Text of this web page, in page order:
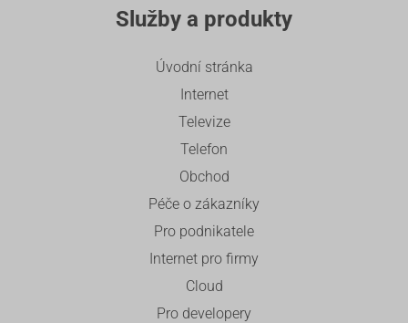
Služby a produkty
Úvodní stránka
Internet
Televize
Telefon
Obchod
Péče o zákazníky
Pro podnikatele
Internet pro firmy
Cloud
Pro developery